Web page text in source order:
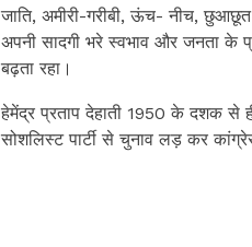
जाति, अमीरी-गरीबी, ऊंच- नीच, छुआछूत
अपनी सादगी भरे स्वभाव और जनता के
बढ़ता रहा।
हेमेंद्र प्रताप देहाती 1950 के दशक से
सोशलिस्ट पार्टी से चुनाव लड़ कर